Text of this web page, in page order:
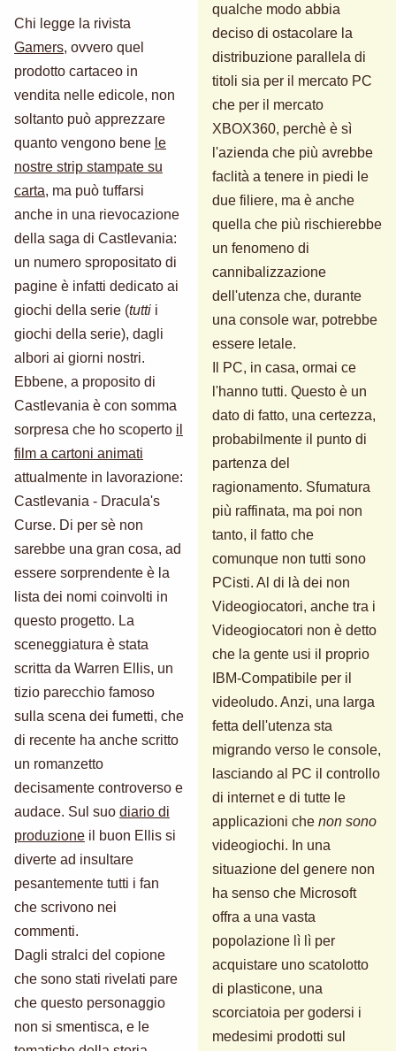
Chi legge la rivista
Gamers, ovvero quel
prodotto cartaceo in
vendita nelle edicole, non
soltanto può apprezzare
quanto vengono bene le
nostre strip stampate su
carta, ma può tuffarsi
anche in una rievocazione
della saga di Castlevania:
un numero spropositato di
pagine è infatti dedicato ai
giochi della serie (tutti i
giochi della serie), dagli
albori ai giorni nostri.
Ebbene, a proposito di
Castlevania è con somma
sorpresa che ho scoperto il
film a cartoni animati
attualmente in lavorazione:
Castlevania - Dracula's
Curse. Di per sè non
sarebbe una gran cosa, ad
essere sorprendente è la
lista dei nomi coinvolti in
questo progetto. La
sceneggiatura è stata
scritta da Warren Ellis, un
tizio parecchio famoso
sulla scena dei fumetti, che
di recente ha anche scritto
un romanzetto
decisamente controverso e
audace. Sul suo diario di
produzione il buon Ellis si
diverte ad insultare
pesantemente tutti i fan
che scrivono nei
commenti.
Dagli stralci del copione
che sono stati rivelati pare
che questo personaggio
non si smentisca, e le
qualche modo abbia
deciso di ostacolare la
distribuzione parallela di
titoli sia per il mercato PC
che per il mercato
XBOX360, perchè è sì
l'azienda che più avrebbe
faclità a tenere in piedi le
due filiere, ma è anche
quella che più rischierebbe
un fenomeno di
cannibalizzazione
dell'utenza che, durante
una console war, potrebbe
essere letale.
Il PC, in casa, ormai ce
l'hanno tutti. Questo è un
dato di fatto, una certezza,
probabilmente il punto di
partenza del
ragionamento. Sfumatura
più raffinata, ma poi non
tanto, il fatto che
comunque non tutti sono
PCisti. Al di là dei non
Videogiocatori, anche tra i
Videogiocatori non è detto
che la gente usi il proprio
IBM-Compatibile per il
videoludo. Anzi, una larga
fetta dell'utenza sta
migrando verso le console,
lasciando al PC il controllo
di internet e di tutte le
applicazioni che non sono
videogiochi. In una
situazione del genere non
ha senso che Microsoft
offra a una vasta
popolazione lì lì per
acquistare uno scatolotto
di plasticone, una
scorciatoia per godersi i
medesimi prodotti sul